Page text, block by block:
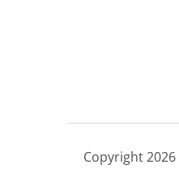
Copyright 2026